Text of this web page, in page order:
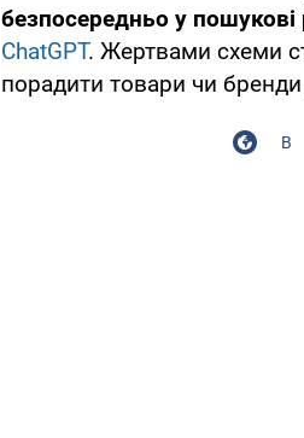
безпосередньо у
ChatGPT. Жертвами схеми
порадити товари чи